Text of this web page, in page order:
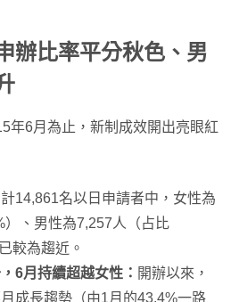
辦比率平分秋色、男
年6月為止，新制成效開出亮眼紅
14,861名以日申請者中，女性為
）、男性為7,257人（占比
較為趨近。
6月持續超越女性： 開辦以來，
成長趨勢（由1月的43.4%一路